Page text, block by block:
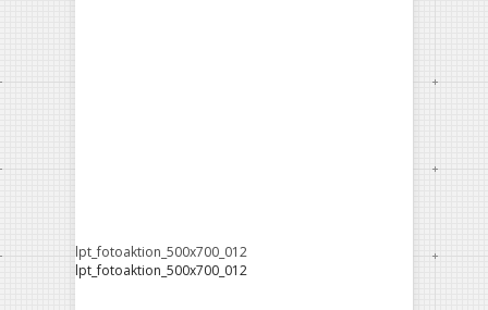
lpt_fotoaktion_500x700_012
lpt_fotoaktion_500x700_012